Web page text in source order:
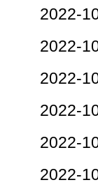
2022-
2022-
2022-
2022-
2022-
2022-